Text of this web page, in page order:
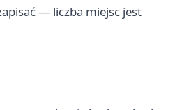
— liczba miejsc jest